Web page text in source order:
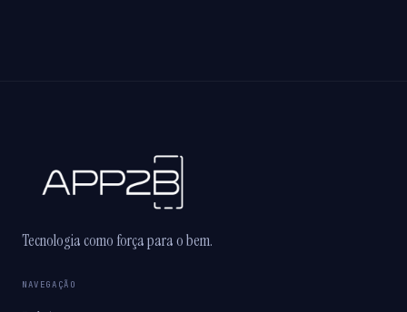
Tecnologia como força para o bem.
NAVEGAÇÃO